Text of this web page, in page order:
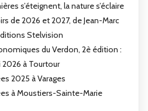
s’éteignent, la nature s’éclaire
de 2026 et 2027, de Jean-Marc
Stelvision
du Verdon, 2è édition :
2026 à Tourtour
2025 à Varages
à Moustiers-Sainte-Marie